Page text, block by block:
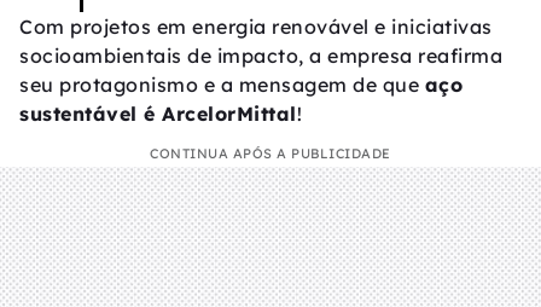
Com projetos em energia renovável e iniciativas
socioambientais de impacto, a empresa reafirma
seu protagonismo e a mensagem de que aço
sustentável é ArcelorMittal!
CONTINUA APÓS A PUBLICIDADE